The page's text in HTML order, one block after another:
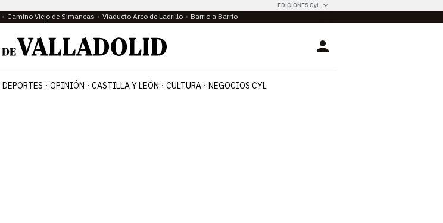
EDICIONES CyL
Camino Viejo de Simancas Viaducto Arco de Ladrillo Barrio a Barrio
Login
DEPORTES OPINIÓN CASTILLA Y LEÓN CULTURA NEGOCIOS CYL